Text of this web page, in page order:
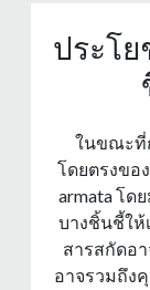
ประโ
ในขณะที่
โดยตรงขอ
armata โด
บางชิ้นชี้ใ
สารสกัดอ
อาจรวมถึง